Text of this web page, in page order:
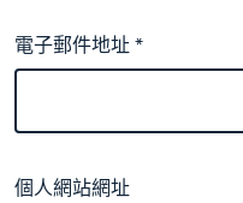
電子郵件地址*
個人網站網址